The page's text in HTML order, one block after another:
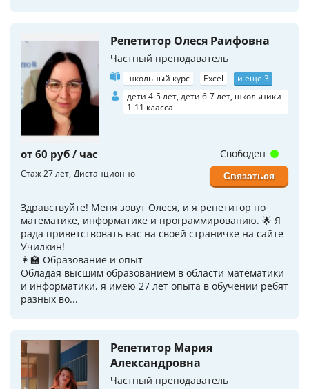
Репетитор Олеся Раифовна
Частный преподаватель
школьный курс Excel
и еще 3
дети 4-5 лет, дети 6-7 лет, школьники
1-11 класса
от 60 руб / час
Стаж 27 лет Дистанционно
Здравствуйте! Меня зовут Олеся, и я репетитор по
математике, информатике и программированию. 🌟 Я
рада приветствовать вас на своей страничке на сайте
Училкин!
👩‍🏫 Образование и опыт
Обладая высшим образованием в области математики
и информатики, я имею 27 лет опыта в обучении ребят
разных во...
Свободен
Связаться
Репетитор Мария
Александровна
Частный преподаватель